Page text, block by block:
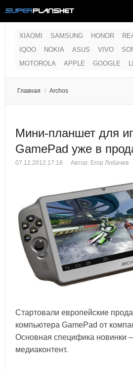
XIAOMI SAMSUNG HONOR
IQOO
NOKIA ASUS VIVO
MOTOROLA
APPLE GOOGLE
Главная / Archos
Мини-планшет для
GamePad уже в
07.12.2012 17:16 Автор: Егор Лобачев
Стартовали европейские
компьютера GamePad от
Основная специфика новинки
медиаконтент.